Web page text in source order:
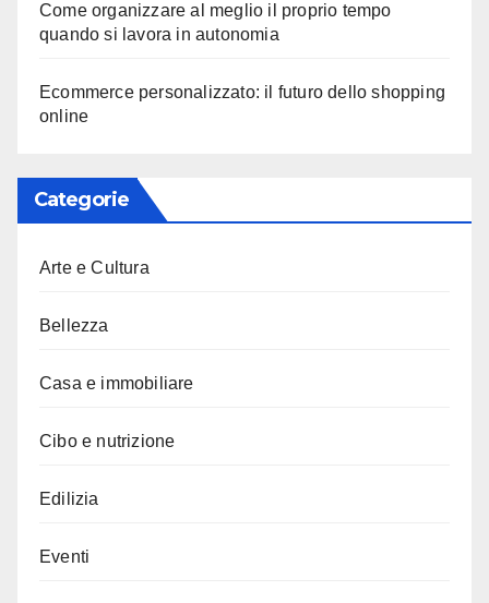
Come organizzare al meglio il proprio tempo
quando si lavora in autonomia
Ecommerce personalizzato: il futuro dello shopping
online
Categorie
Arte e Cultura
Bellezza
Casa e immobiliare
Cibo e nutrizione
Edilizia
Eventi